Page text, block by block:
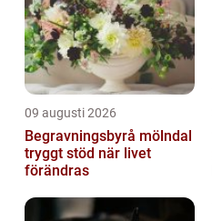
09 augusti 2026
Begravningsbyrå mölndal
tryggt stöd när livet
förändras